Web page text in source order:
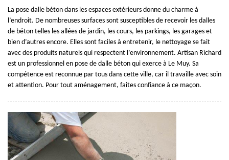
La pose dalle béton dans les espaces extérieurs donne du charme à
l’endroit. De nombreuses surfaces sont susceptibles de recevoir les dalles
de béton telles les allées de jardin, les cours, les parkings, les garages et
bien d’autres encore. Elles sont faciles à entretenir, le nettoyage se fait
avec des produits naturels qui respectent l’environnement. Artisan Richard
est un professionnel en pose de dalle béton qui exerce à Le Muy. Sa
compétence est reconnue par tous dans cette ville, car il travaille avec soin
et attention. Pour tout aménagement, faites confiance à ce maçon.